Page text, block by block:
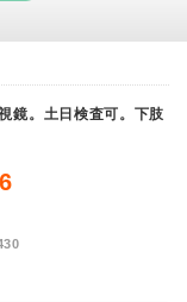
鏡。土日検査可。下肢